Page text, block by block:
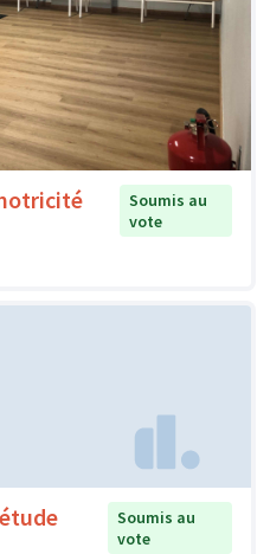
Soumis au
vote
Soumis au
vote